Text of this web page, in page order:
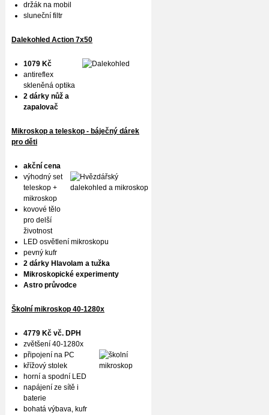
držák na mobil
sluneční filtr
Dalekohled Action 7x50
1079 Kč
antireflex
skleněná optika
2 dárky nůž a
zapalovač
Mikroskop a teleskop - báječný dárek
pro děti
akční cena
výhodný set
teleskop +
mikroskop
kovové tělo
pro delší
životnost
LED osvětlení mikroskopu
pevný kufr
2 dárky Hlavolam a tužka
Mikroskopické experimenty
Astro průvodce
Školní mikroskop 40-1280x
4779 Kč vč. DPH
zvětšení 40-1280x
připojení na PC
křížový stolek
horní a spodní LED
napájení ze sítě i
baterie
bohatá výbava, kufr